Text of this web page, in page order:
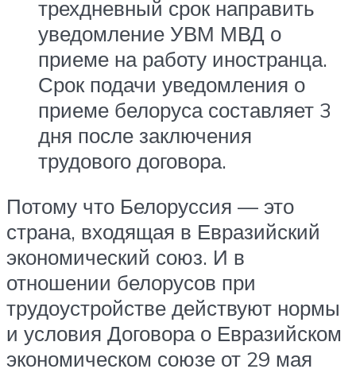
трехдневный срок направить
уведомление УВМ МВД о
приеме на работу иностранца.
Срок подачи уведомления о
приеме белоруса составляет 3
дня после заключения
трудового договора.
Потому что Белоруссия — это
страна, входящая в Евразийский
экономический союз. И в
отношении белорусов при
трудоустройстве действуют нормы
и условия Договора о Евразийском
экономическом союзе от 29 мая